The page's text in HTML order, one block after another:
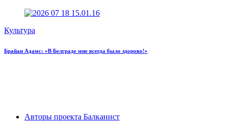
Культура
Брайан Адамс: «В Белграде мне всегда было здорово!»
Авторы проекта Балканист